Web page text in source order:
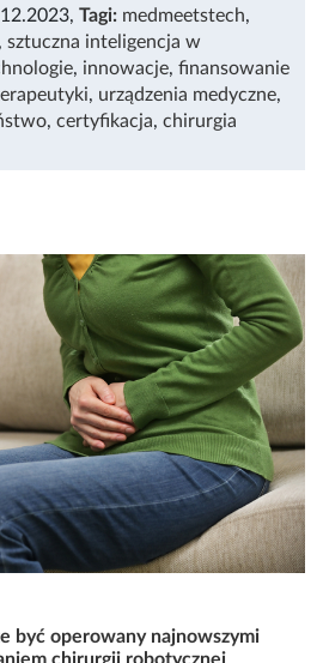
, Tagi: medmeetstech,
, sztuczna inteligencja w
, innowacje, finansowanie
, urządzenia medyczne,
, certyfikacja, chirurgia
być operowany najnowszymi